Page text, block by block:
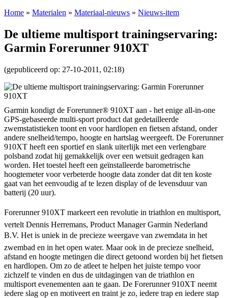
Home » Materialen » Materiaal-nieuws » Nieuws-item
De ultieme multisport trainingservaring:
Garmin Forerunner 910XT
(gepubliceerd op: 27-10-2011, 02:18)
Garmin kondigt de Forerunner® 910XT aan - het enige all-in-one
GPS-gebaseerde multi-sport product dat gedetailleerde
zwemstatistieken toont en voor hardlopen en fietsen afstand, onder
andere snelheid/tempo, hoogte en hartslag weergeeft. De Forerunner
910XT heeft een sportief en slank uiterlijk met een verlengbare
polsband zodat hij gemakkelijk over een wetsuit gedragen kan
worden. Het toestel heeft een geïnstalleerde barometrische
hoogtemeter voor verbeterde hoogte data zonder dat dit ten koste
gaat van het eenvoudig af te lezen display of de levensduur van
batterij (20 uur).
Forerunner 910XT markeert een revolutie in triathlon en multisport,
vertelt Dennis Herremans, Product Manager Garmin Nederland
B.V. Het is uniek in de precieze weergave van zwemdata in het
zwembad en in het open water. Maar ook in de precieze snelheid,
afstand en hoogte metingen die direct getoond worden bij het fietsen
en hardlopen. Om zo de atleet te helpen het juiste tempo voor
zichzelf te vinden en dus de uitdagingen van de triathlon en
multisport evenementen aan te gaan. De Forerunner 910XT neemt
iedere slag op en motiveert en traint je zo, iedere trap en iedere stap